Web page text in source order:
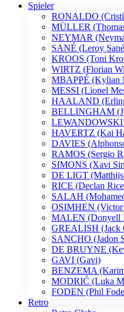
Spieler
RONALDO
MÜLLER
NEYMAR
SANÉ (Leroy
KROOS (Toni
WIRTZ (Florian
MBAPPÉ (Kylian
MESSI (Lionel
HAALAND
BELLINGHAM
LEWANDOWSKI
HAVERTZ (Kai
DAVIES
RAMOS (Sergio
SIMONS (Xavi
DE LIGT
RICE (Declan
SALAH
OSIMHEN (Victor
MALEN (Donyell
GREALISH (Jack
SANCHO (Jadon
DE BRUYNE
GAVI (Gavi)
BENZEMA
MODRIĆ (Luka
FODEN (Phil
Retro